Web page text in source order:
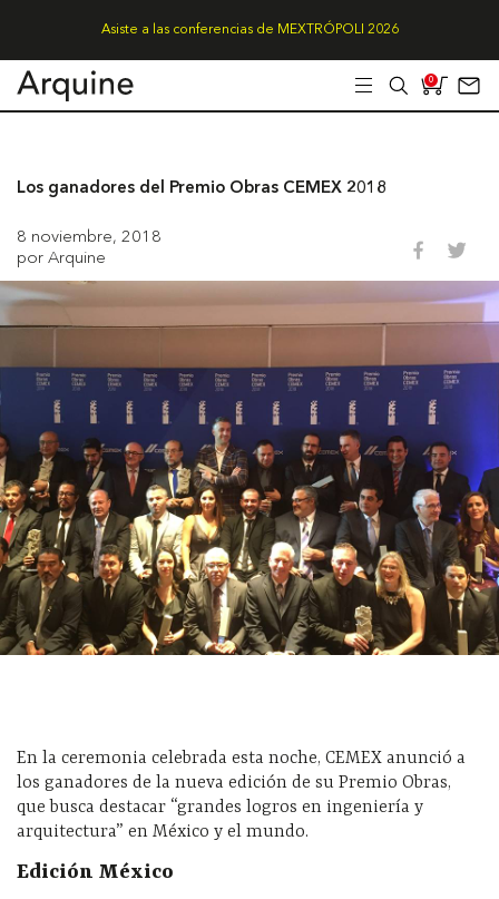
Asiste a las conferencias de MEXTRÓPOLI 2026
0
Los ganadores del Premio Obras CEMEX 2018
8 noviembre, 2018
por Arquine
En la ceremonia celebrada esta noche, CEMEX anunció a
los ganadores de la nueva edición de su Premio Obras,
que busca destacar “grandes logros en ingeniería y
arquitectura” en México y el mundo.
Edición México